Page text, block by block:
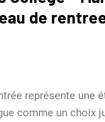
de
représente une
comme un choix